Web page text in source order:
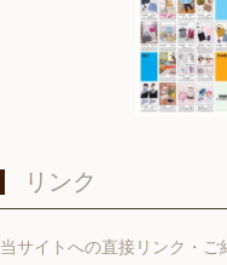
リンク
当サイトへの直接リンク・